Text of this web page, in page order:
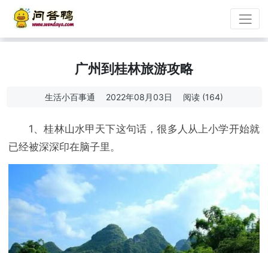
广州到桂林旅游攻略
生活小百事通 2022年08月03日 阅读 (164)
1、桂林山水甲天下这句话，很多人从上小学开始就
已经被深深印在脑子里。